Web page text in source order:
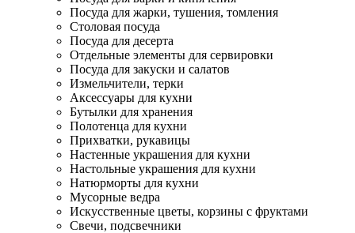
Посуда для жарки, тушения, томления
Столовая посуда
Посуда для десерта
Отдельные элементы для сервировки
Посуда для закуски и салатов
Измельчители, терки
Аксессуары для кухни
Бутылки для хранения
Полотенца для кухни
Прихватки, рукавицы
Настенные украшения для кухни
Настольные украшения для кухни
Натюрморты для кухни
Мусорные ведра
Искусственные цветы, корзины с фруктами
Свечи, подсвечники